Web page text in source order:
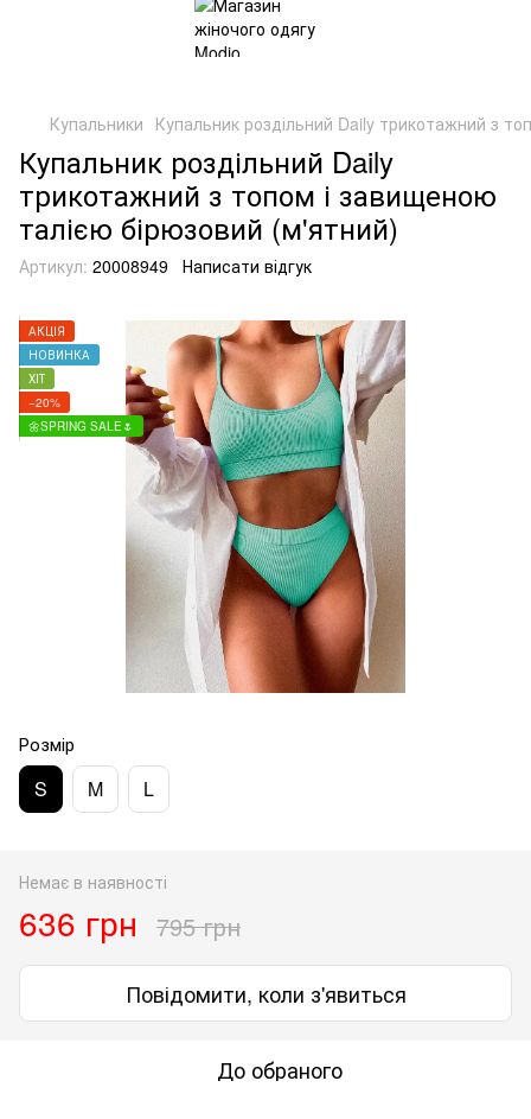
Купальники Купальник роздільний Daily трикотажний з
Купальник роздільний Daily
трикотажний з топом і завищеною
талією бірюзовий (м'ятний)
Артикул: 20008949 Написати відгук
АКЦІЯ
НОВИНКА
ХІТ
−20%
🌼SPRING SALE🌷
Розмір
S M L
Немає в наявності
636 грн 795 грн
Повідомити, коли з'явиться
До обраного